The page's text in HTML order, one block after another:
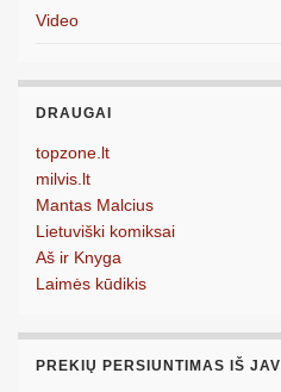
Video
DRAUGAI
topzone.lt
milvis.lt
Mantas Malcius
Lietuviški komiksai
Aš ir Knyga
Laimės kūdikis
PREKIŲ PERSIUNTIMAS IŠ JAV